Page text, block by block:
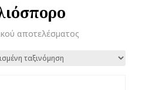
αποτελέσματος